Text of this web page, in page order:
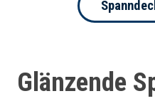
Glänzende